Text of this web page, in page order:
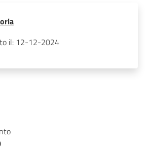
il: 12-12-2024